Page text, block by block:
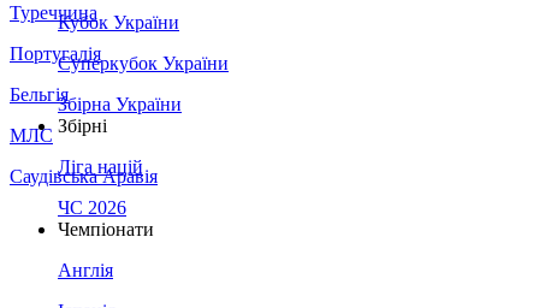
Туреччина
Португалія
Бельгія
МЛС
Саудівська Аравія
Кубок України
Суперкубок України
Збірна України
Збірні
Ліга націй
ЧС 2026
Чемпіонати
Англія